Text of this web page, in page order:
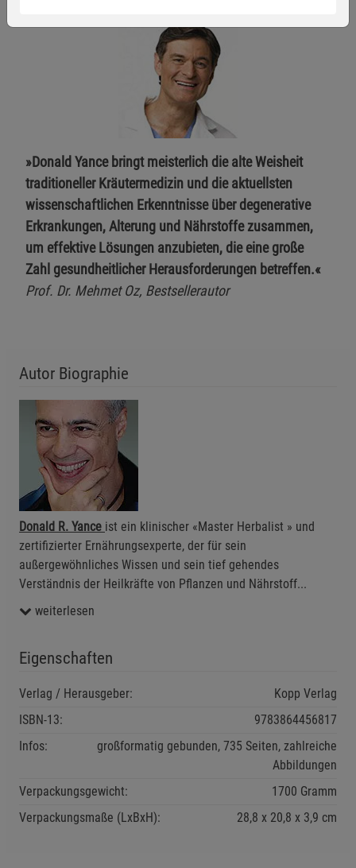
»Donald Yance bringt meisterlich die alte Weisheit
traditioneller Kräutermedizin und die aktuellsten
wissenschaftlichen Erkenntnisse über degenerative
Erkrankungen, Alterung und Nährstoffe zusammen,
um effektive Lösungen anzubieten, die eine große
Zahl gesundheitlicher Herausforderungen betreffen.«
Prof. Dr. Mehmet Oz, Bestsellerautor
Autor Biographie
Donald R. Yance ist ein klinischer «Master Herbalist » und
zertifizierter Ernährungsexperte, der für sein
außergewöhnliches Wissen und sein tief gehendes
Verständnis der Heilkräfte von Pflanzen und Nährstoff...
weiterlesen
Eigenschaften
Verlag / Herausgeber:
Kopp Verlag
ISBN-13:
9783864456817
Infos:
großformatig gebunden, 735 Seiten, zahlreiche
Abbildungen
Verpackungsgewicht:
1700 Gramm
Verpackungsmaße (LxBxH):
28,8 20,8 3,9 cm
Einstellungen speichern für die GruppeEinstellungen speichern für die Gruppe
Zurück Einstellungen speichern für die Gruppe
Einwilligung nicht erteilen
Notwendige Cookies (5)
Beschreibung Notwendige Cookies
Cookie-Informationenanzeigen
Statistik Cookies (2)
Beschreibung Statistik Cookies
Cookie-Informationen
Marketing Cookies (3)
Beschreibung Marketing Cookies
Cookie-Informationen anzeigen
Datenschutzerklärung Impressum